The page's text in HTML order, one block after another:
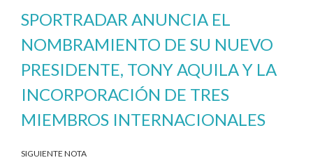
SPORTRADAR ANUNCIA EL
NOMBRAMIENTO DE SU NUEVO
PRESIDENTE, TONY AQUILA Y LA
INCORPORACIÓN DE TRES
MIEMBROS INTERNACIONALES
SIGUIENTE NOTA